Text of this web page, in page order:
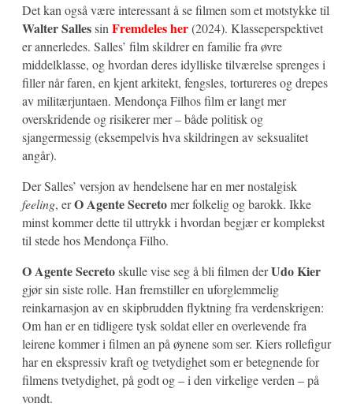
Det kan også være interessant å se filmen som et motstykke til
Walter Sallessin Fremdeles her(2024). Klasseperspektivet
er annerledes. Salles’ film skildrer en familie fra øvre
middelklasse, og hvordan deres idylliske tilværelse sprenges i
filler når faren, en kjent arkitekt, fengsles, tortureres og drepes
av militærjuntaen. Mendonça Filhos film er langt mer
overskridende og risikerer mer – både politisk og
sjangermessig (eksempelvis hva skildringen av seksualitet
angår).
Der Salles’ versjon av hendelsene har en mer nostalgisk
feeling, erO Agente Secretomer folkelig og barokk. Ikke
minst kommer dette til uttrykk i hvordan begjær er komplekst
til stede hos Mendonça Filho.
O Agente Secretoskulle vise seg å bli filmen derUdo Kier
gjør sin siste rolle. Han fremstiller en uforglemmelig
reinkarnasjon av en skipbrudden flyktning fra verdenskrigen:
Om han er en tidligere tysk soldat eller en overlevende fra
leirene kommer i filmen an på øynene som ser. Kiers rollefigur
har en ekspressiv kraft og tvetydighet som er betegnende for
filmens tvetydighet, på godt og – i den virkelige verden – på
vondt.